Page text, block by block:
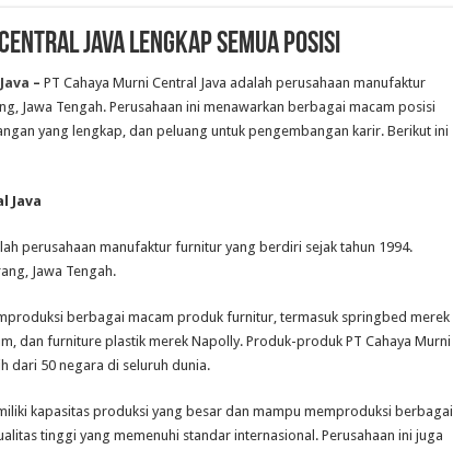
Java Lengkap Semua Posisi
– PT Cahaya Murni Central Java adalah perusahaan manufaktur
Jawa Tengah. Perusahaan ini menawarkan berbagai macam posisi
yang lengkap, dan peluang untuk pengembangan karir. Berikut ini
Java
perusahaan manufaktur furnitur yang berdiri sejak tahun 1994.
Jawa Tengah.
berbagai macam produk furnitur, termasuk springbed merek
dan furniture plastik merek Napolly. Produk-produk PT Cahaya Murni
dari 50 negara di seluruh dunia.
kapasitas produksi yang besar dan mampu memproduksi berbagai
tinggi yang memenuhi standar internasional. Perusahaan ini juga